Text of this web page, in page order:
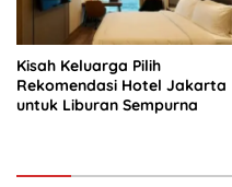
Kisah Keluarga Pilih
Rekomendasi Hotel Jakarta
untuk Liburan Sempurna